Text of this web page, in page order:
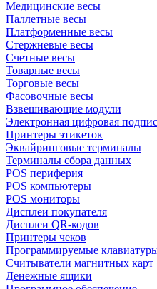
Медицинские весы
Паллетные весы
Платформенные весы
Стержневые весы
Счетные весы
Товарные весы
Торговые весы
Фасовочные весы
Взвешивающие модули
Электронная цифровая
Принтеры этикеток
Эквайринговые терминалы
Терминалы сбора данных
POS периферия
POS компьютеры
POS мониторы
Дисплеи покупателя
Дисплеи QR-кодов
Принтеры чеков
Программируемые
Считыватели магнитных карт
Денежные ящики